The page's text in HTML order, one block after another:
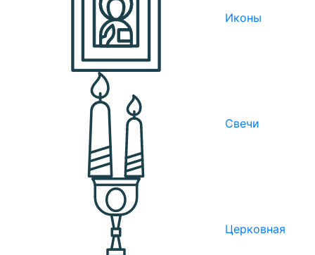
Иконы
Свечи
Церковная